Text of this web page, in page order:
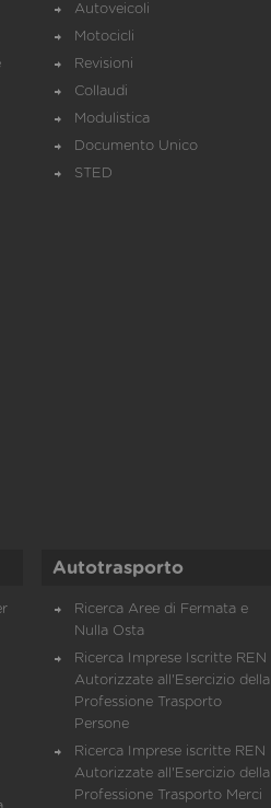
Autoveicoli
Motocicli
Revisioni
Collaudi
Modulistica
Documento Unico
STED
Autotrasporto
Ricerca Aree di Fermata e
Nulla Osta
Ricerca Imprese Iscritte REN
Autorizzate all'Esercizio della
Professione Trasporto
Persone
Ricerca Imprese iscritte REN
Autorizzate all'Esercizio della
Professione Trasporto Merci